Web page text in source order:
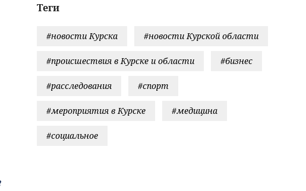
Теги
#новости Курска #новости Курской области
#происшествия в Курске и области #бизнес
#расследования #спорт
#мероприятия в Курске #медицина
#социальное